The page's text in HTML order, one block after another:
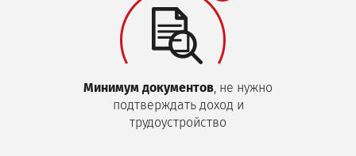
Минимум документов, не нужно
подтверждать доход и
трудоустройство